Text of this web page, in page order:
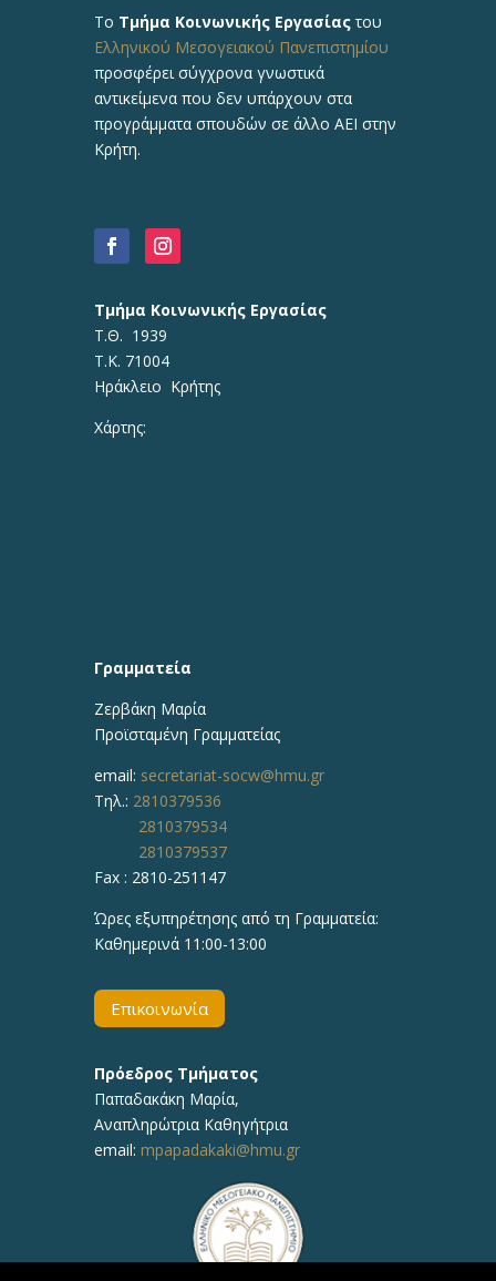
Το Τμήμα Κοινωνικής Εργασίαςτου
Ελληνικού Μεσογειακού Πανεπιστημίου
προσφέρει σύγχρονα γνωστικά
αντικείμενα που δεν υπάρχουν στα
προγράμματα σπουδών σε άλλο ΑΕΙ στην
Κρήτη.
Τμήμα Κοινωνικής Εργασίας
Τ.Θ. 1939
Τ.Κ. 71004
Ηράκλειο Κρήτης
Χάρτης:
Γραμματεία
Ζερβάκη Μαρία
Προϊσταμένη Γραμματείας
email: secretariat-socw@hmu.gr
Τηλ.: 2810379536
2810379534
2810379537
Fax : 2810-251147
Ώρες εξυπηρέτησης από τη Γραμματεία:
Καθημερινά 11:00-13:00
Επικοινωνία
Πρόεδρος Τμήματος
Παπαδακάκη Μαρία,
Αναπληρώτρια Καθηγήτρια
email: mpapadakaki@hmu.gr